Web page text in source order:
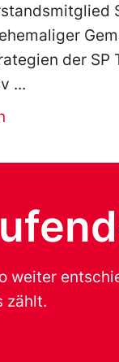
der SP
weiter
zählt.